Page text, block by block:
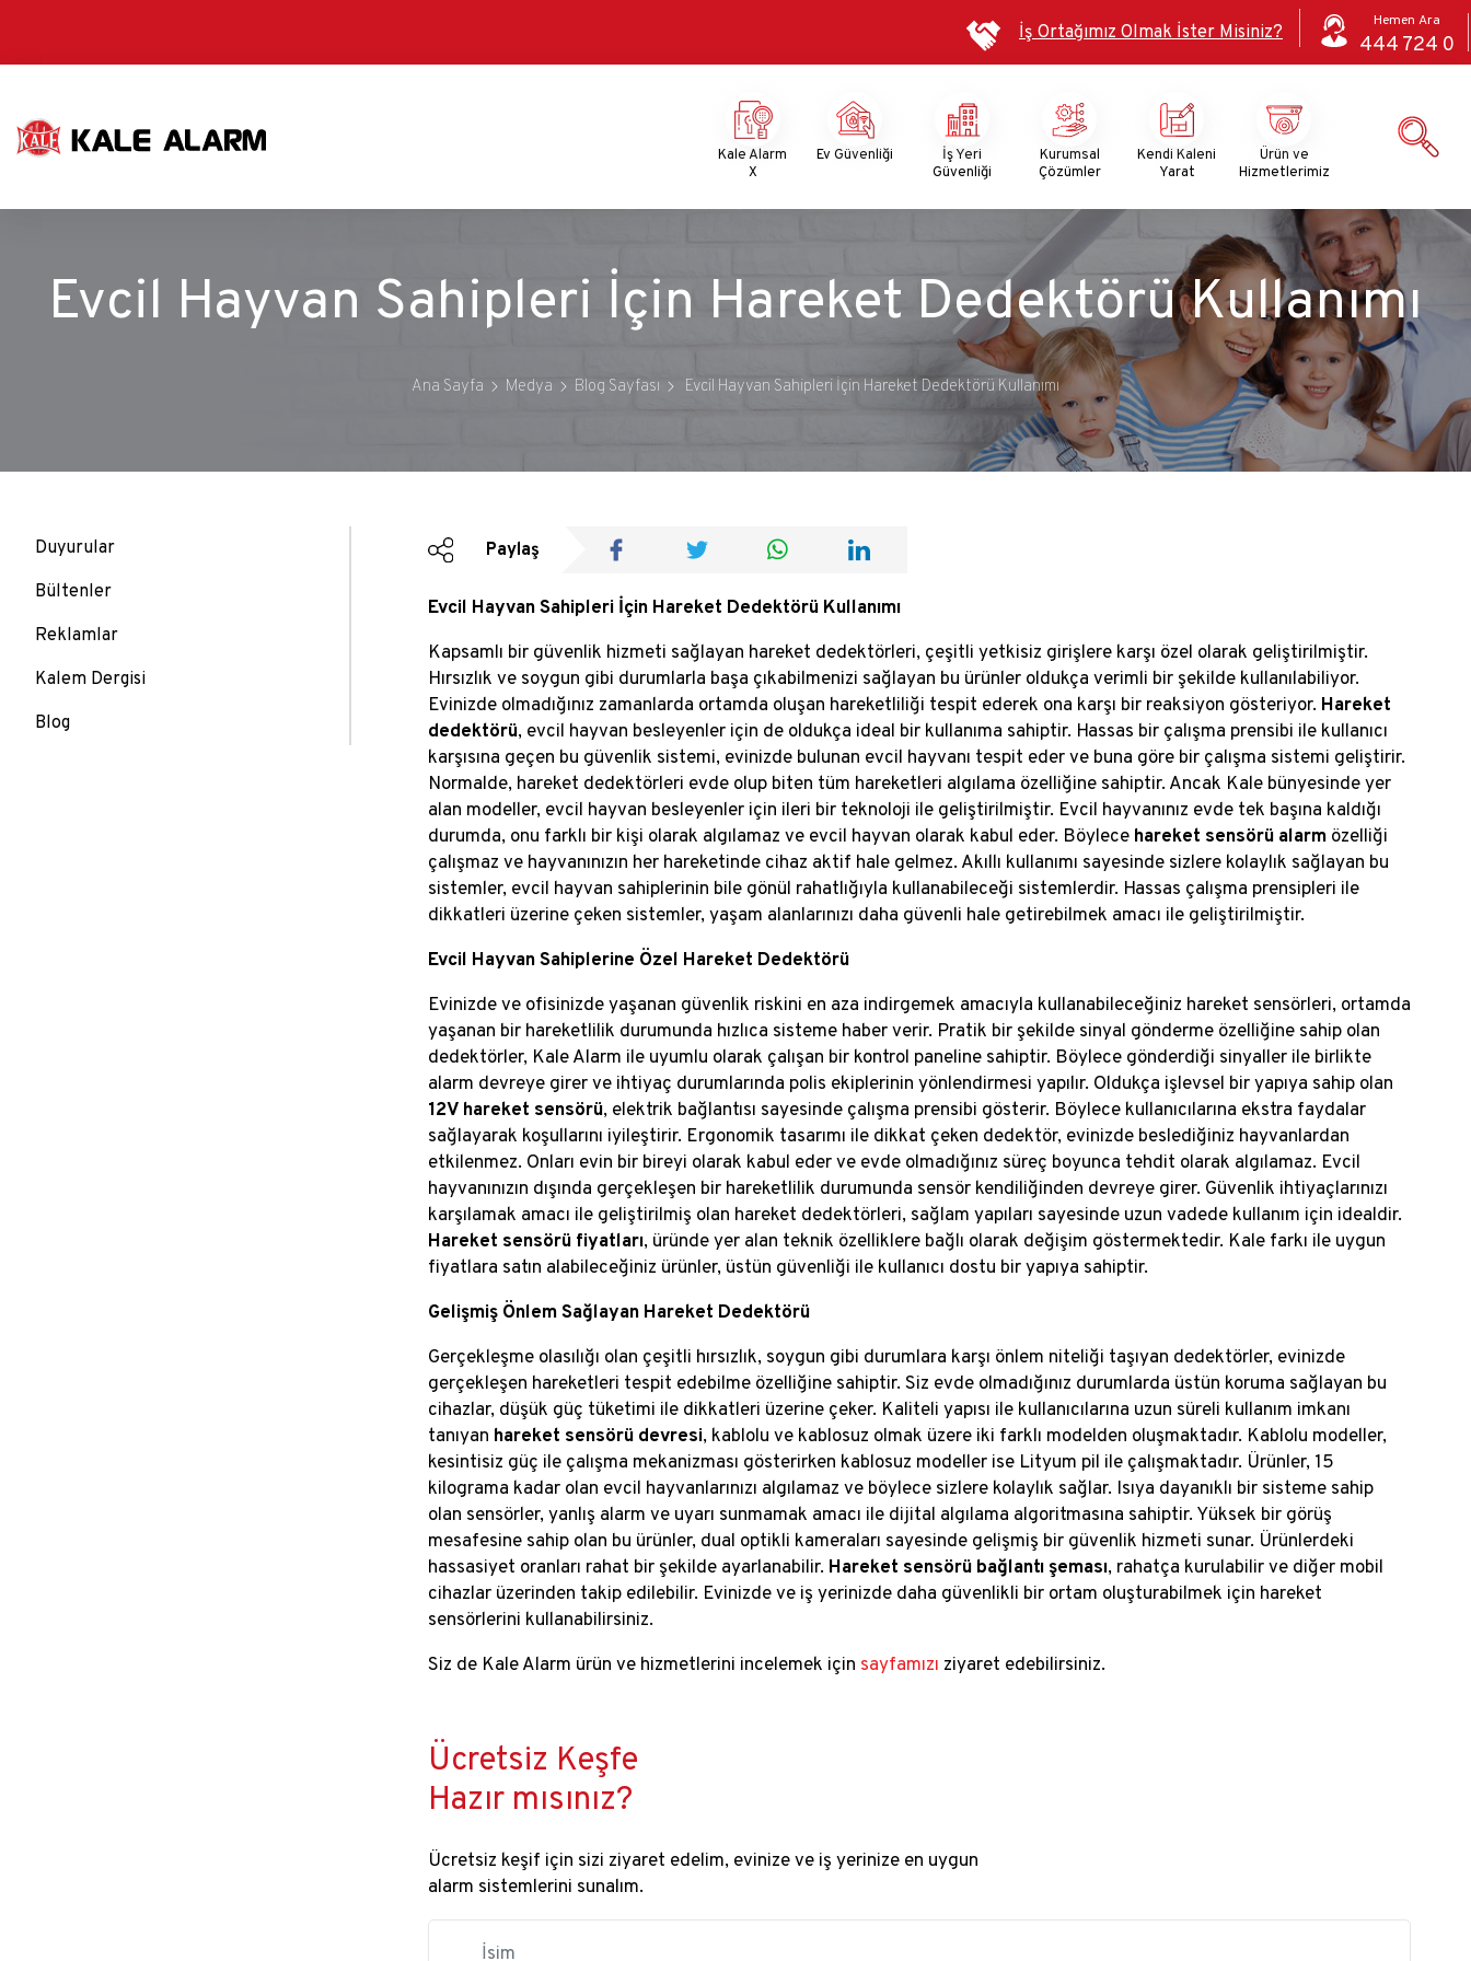
atla
İş Ortağımız Olmak İster Misiniz?
Hemen Ara
444 724 0
Menu
Kale Alarm
X
Ev Güvenliği
İş Yeri
Güvenliği
Kurumsal
Çözümler
Kendi Kaleni
Yarat
Ürün ve
Hizmetlerimiz
Evcil Hayvan Sahipleri İçin Hareket Dedektörü Kullanımı
Ana Sayfa Medya Blog Sayfası Evcil Hayvan Sahipleri İçin Hareket Dedektörü Kullanımı
Duyurular
Bültenler
Reklamlar
Kalem Dergisi
Blog
Paylaş
Evcil Hayvan Sahipleri İçin Hareket Dedektörü Kullanımı
Kapsamlı bir güvenlik hizmeti sağlayan hareket dedektörleri, çeşitli yetkisiz girişlere karşı özel olarak geliştirilmiştir.
Hırsızlık ve soygun gibi durumlarla başa çıkabilmenizi sağlayan bu ürünler oldukça verimli bir şekilde kullanılabiliyor.
Evinizde olmadığınız zamanlarda ortamda oluşan hareketliliği tespit ederek ona karşı bir reaksiyon gösteriyor. Hareket
dedektörü, evcil hayvan besleyenler için de oldukça ideal bir kullanıma sahiptir. Hassas bir çalışma prensibi ile kullanıcı
karşısına geçen bu güvenlik sistemi, evinizde bulunan evcil hayvanı tespit eder ve buna göre bir çalışma sistemi geliştirir.
Normalde, hareket dedektörleri evde olup biten tüm hareketleri algılama özelliğine sahiptir. Ancak Kale bünyesinde yer
alan modeller, evcil hayvan besleyenler için ileri bir teknoloji ile geliştirilmiştir. Evcil hayvanınız evde tek başına kaldığı
durumda, onu farklı bir kişi olarak algılamaz ve evcil hayvan olarak kabul eder. Böylece hareket sensörü alarm özelliği
çalışmaz ve hayvanınızın her hareketinde cihaz aktif hale gelmez. Akıllı kullanımı sayesinde sizlere kolaylık sağlayan bu
sistemler, evcil hayvan sahiplerinin bile gönül rahatlığıyla kullanabileceği sistemlerdir. Hassas çalışma prensipleri ile
dikkatleri üzerine çeken sistemler, yaşam alanlarınızı daha güvenli hale getirebilmek amacı ile geliştirilmiştir.
Evcil Hayvan Sahiplerine Özel Hareket Dedektörü
Evinizde ve ofisinizde yaşanan güvenlik riskini en aza indirgemek amacıyla kullanabileceğiniz hareket sensörleri, ortamda
yaşanan bir hareketlilik durumunda hızlıca sisteme haber verir. Pratik bir şekilde sinyal gönderme özelliğine sahip olan
dedektörler, Kale Alarm ile uyumlu olarak çalışan bir kontrol paneline sahiptir. Böylece gönderdiği sinyaller ile birlikte
alarm devreye girer ve ihtiyaç durumlarında polis ekiplerinin yönlendirmesi yapılır. Oldukça işlevsel bir yapıya sahip olan
12V hareket sensörü, elektrik bağlantısı sayesinde çalışma prensibi gösterir. Böylece kullanıcılarına ekstra faydalar
sağlayarak koşullarını iyileştirir. Ergonomik tasarımı ile dikkat çeken dedektör, evinizde beslediğiniz hayvanlardan
etkilenmez. Onları evin bir bireyi olarak kabul eder ve evde olmadığınız süreç boyunca tehdit olarak algılamaz. Evcil
hayvanınızın dışında gerçekleşen bir hareketlilik durumunda sensör kendiliğinden devreye girer. Güvenlik ihtiyaçlarınızı
karşılamak amacı ile geliştirilmiş olan hareket dedektörleri, sağlam yapıları sayesinde uzun vadede kullanım için idealdir.
Hareket sensörü fiyatları, üründe yer alan teknik özelliklere bağlı olarak değişim göstermektedir. Kale farkı ile uygun
fiyatlara satın alabileceğiniz ürünler, üstün güvenliği ile kullanıcı dostu bir yapıya sahiptir.
Gelişmiş Önlem Sağlayan Hareket Dedektörü
Gerçekleşme olasılığı olan çeşitli hırsızlık, soygun gibi durumlara karşı önlem niteliği taşıyan dedektörler, evinizde
gerçekleşen hareketleri tespit edebilme özelliğine sahiptir. Siz evde olmadığınız durumlarda üstün koruma sağlayan bu
cihazlar, düşük güç tüketimi ile dikkatleri üzerine çeker. Kaliteli yapısı ile kullanıcılarına uzun süreli kullanım imkanı
tanıyan hareket sensörü devresi, kablolu ve kablosuz olmak üzere iki farklı modelden oluşmaktadır. Kablolu modeller,
kesintisiz güç ile çalışma mekanizması gösterirken kablosuz modeller ise Lityum pil ile çalışmaktadır. Ürünler, 15
kilograma kadar olan evcil hayvanlarınızı algılamaz ve böylece sizlere kolaylık sağlar. Isıya dayanıklı bir sisteme sahip
olan sensörler, yanlış alarm ve uyarı sunmamak amacı ile dijital algılama algoritmasına sahiptir. Yüksek bir görüş
mesafesine sahip olan bu ürünler, dual optikli kameraları sayesinde gelişmiş bir güvenlik hizmeti sunar. Ürünlerdeki
hassasiyet oranları rahat bir şekilde ayarlanabilir. Hareket sensörü bağlantı şeması, rahatça kurulabilir ve diğer mobil
cihazlar üzerinden takip edilebilir. Evinizde ve iş yerinizde daha güvenlikli bir ortam oluşturabilmek için hareket
sensörlerini kullanabilirsiniz.
Siz de Kale Alarm ürün ve hizmetlerini incelemek için sayfamızı ziyaret edebilirsiniz.
Ücretsiz Keşfe
Hazır mısınız?
Ücretsiz keşif için sizi ziyaret edelim, evinize ve iş yerinize en uygun
alarm sistemlerini sunalım.